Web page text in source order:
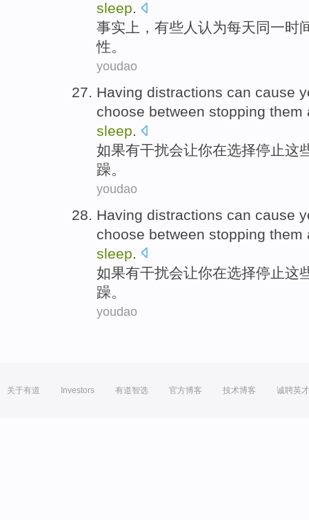
sleep.
事实上 ， 有些人 认为每天同一时
性。
youdao
Having distractions can cause
choose between stopping them
sleep.
如果有干扰会让你在选择停止这
躁。
youdao
Having distractions can cause
choose between stopping them
sleep
如果有干扰会让你在选择停止这
躁。
youdao
关于有道 Investors 有道智选 官方博客 技术博客 诚聘英才